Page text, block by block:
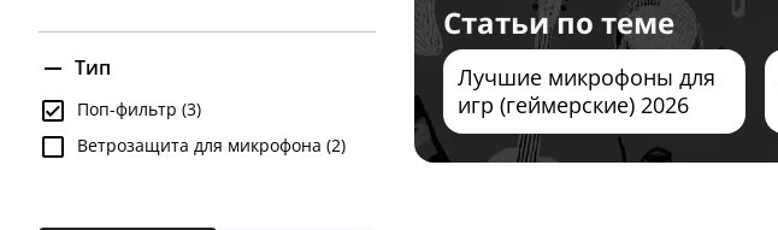
Тип
Поп-фильтр (3)
Ветрозащита для микрофона (2)
Статьи по теме
Лучшие микрофоны для
игр (геймерские) 2026